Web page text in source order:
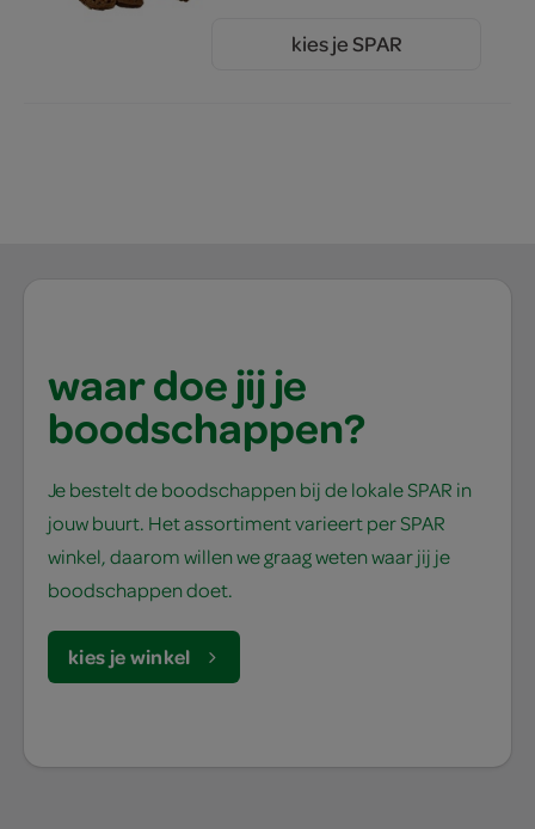
kies je SPAR
waar doe jij je
boodschappen?
Je bestelt de boodschappen bij de lokale SPAR in
jouw buurt. Het assortiment varieert per SPAR
winkel, daarom willen we graag weten waar jij je
boodschappen doet.
kies je winkel